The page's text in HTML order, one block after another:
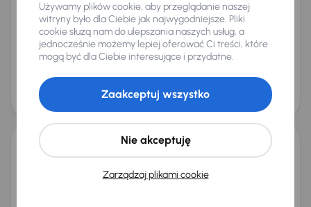
Auta krajowe D5 Salon Polska
185 KM
+10 kolejnych
Miesięczna rata
od 192 zł
Cena promocyjna
25 000 zł
Cena
26 000 zł
Taniej o 1 000 zł
Volvo XC90
DieselD5136 kW4x4
Używamy plików cookie, aby przeglądanie naszej
witryny było dla Ciebie jak najwygodniejsze. Pliki
cookie służą nam do ulepszania naszych usług, a
jednocześnie możemy lepiej oferować Ci treści, które
mogą być dla Ciebie interesujące i przydatne.
Zarządzaj plikami cookie
Nie akceptuję
Zaakceptuj wszystko